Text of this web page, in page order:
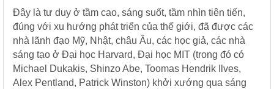
Đây là tư duy ở tầm cao, sáng suốt, tầm nhìn tiên tiến,
đúng với xu hướng phát triển của thế giới, đã được các
nhà lãnh đạo Mỹ, Nhật, châu Âu, các học giả, các nhà
sáng tạo ở Đại học Harvard, Đại học MIT (trong đó có
Michael Dukakis, Shinzo Abe, Toomas Hendrik Ilves,
Alex Pentland, Patrick Winston) khởi xướng qua sáng